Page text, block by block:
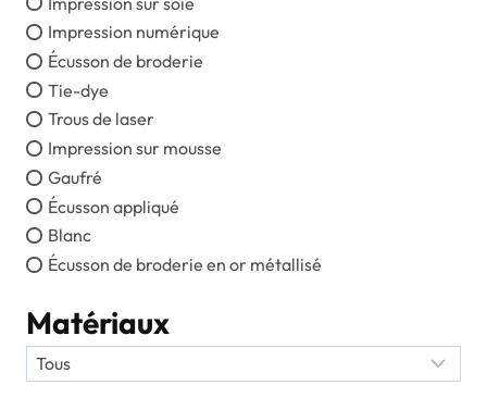
Impression numérique
Écusson de broderie
Tie-dye
Trous de laser
Impression sur mousse
Gaufré
Écusson appliqué
Blanc
Écusson de broderie en or métallisé
Matériaux